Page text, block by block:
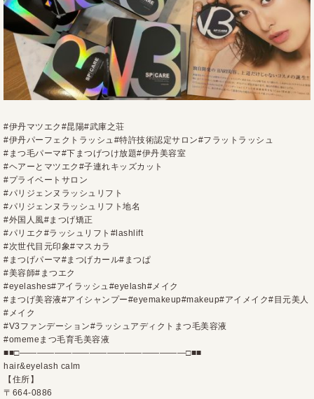
#伊丹マツエク #昆陽#武庫之荘
#伊丹パーフェクトラッシュ#特許技術認定サロン#フラットラッシュ
# まつ毛パーマ#下まつげつけ放題#伊丹美容室
#ヘアーとマツエク #子連れキッズカット
#プライベートサロン
#パリジェンヌラッシュリフト
#パリジェンヌラッシュリフト地名
#外国人風#まつげ矯正
#パリエク #ラッシュリフト #lashlift
#次世代目元印象#マスカラ
# まつげパーマ#まつげカール# まつぱ
#美容師# まつエク
#eyelashes#アイラッシュ#eyelash#メイク
# まつげ美容液#アイシャンプー#eyemakeup#makeup#アイメイク# 目元美人
# メイク
#V3ファンデーション#ラッシュアディクトまつ毛美容液
#omemeまつ毛育毛美容液
■■□―――――――――――――――――――□■■
hair&eyelash calm
【住所】
〒664-0886